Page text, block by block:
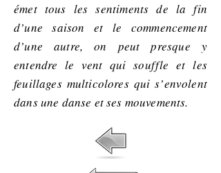
émet tous les sentiments de la fin
d’une saison et le commencement
d’une autre, on peut presque y
entendre le vent qui souffle et les
feuillages multicolores qui s’envolent
dans une danse et ses mouvements.